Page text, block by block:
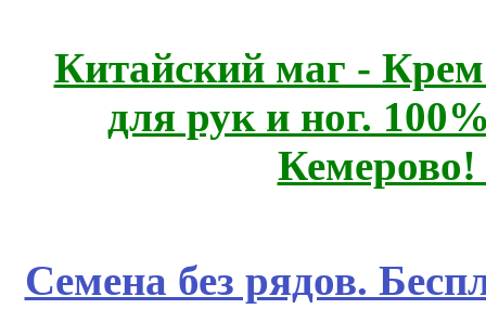
Китайский маг -
для рук и ног.
Семена без рядов.